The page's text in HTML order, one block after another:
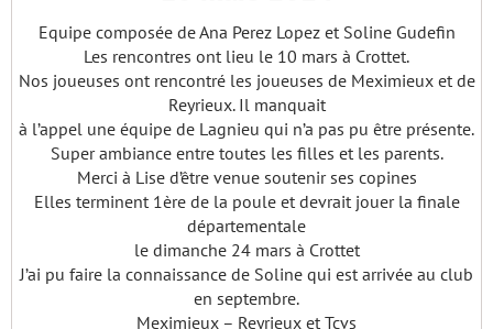
Equipe composée de Ana Perez Lopez et Soline Gudefin
Les rencontres ont lieu le 10 mars à Crottet.
Nos joueuses ont rencontré les joueuses de Meximieux et de
Reyrieux. Il manquait
à l’appel une équipe de Lagnieu qui n’a pas pu être présente.
Super ambiance entre toutes les filles et les parents.
Merci à Lise d’être venue soutenir ses copines
Elles terminent 1ère de la poule et devrait jouer la finale
départementale
le dimanche 24 mars à Crottet
J’ai pu faire la connaissance de Soline qui est arrivée au club
en septembre.
Meximieux – Reyrieux et Tcvs